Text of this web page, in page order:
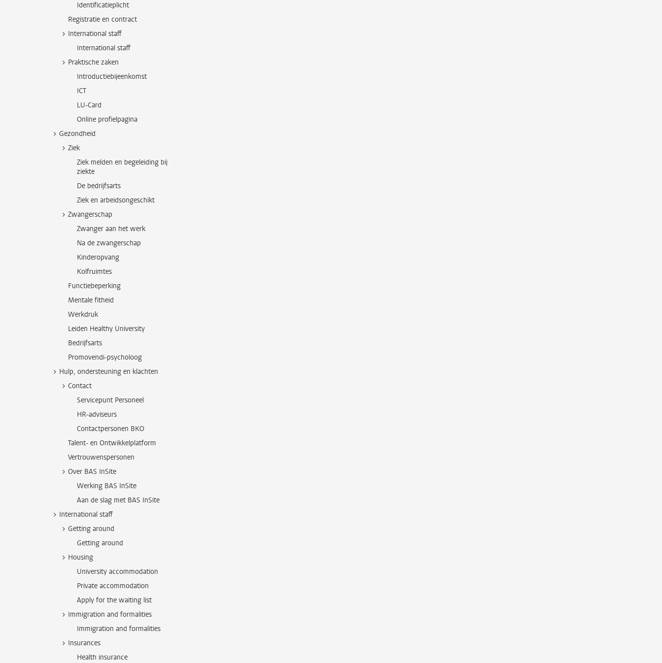
Identificatieplicht
Registratie en contract
International staff
International staff
Praktische zaken
Introductiebijeenkomst
ICT
LU-Card
Online profielpagina
Gezondheid
Ziek
Ziek melden en begeleiding bij
ziekte
De bedrijfsarts
Ziek en arbeidsongeschikt
Zwangerschap
Zwanger aan het werk
Na de zwangerschap
Kinderopvang
Kolfruimtes
Functiebeperking
Mentale fitheid
Werkdruk
Leiden Healthy University
Bedrijfsarts
Promovendi-psycholoog
Hulp, ondersteuning en klachten
Contact
Servicepunt Personeel
HR-adviseurs
Contactpersonen BKO
Talent- en Ontwikkelplatform
Vertrouwenspersonen
Over BAS InSite
Werking BAS InSite
Aan de slag met BAS InSite
International staff
Getting around
Getting around
Housing
University accommodation
Private accommodation
Apply for the waiting list
Immigration and formalities
Immigration and formalities
Insurances
Health insurance